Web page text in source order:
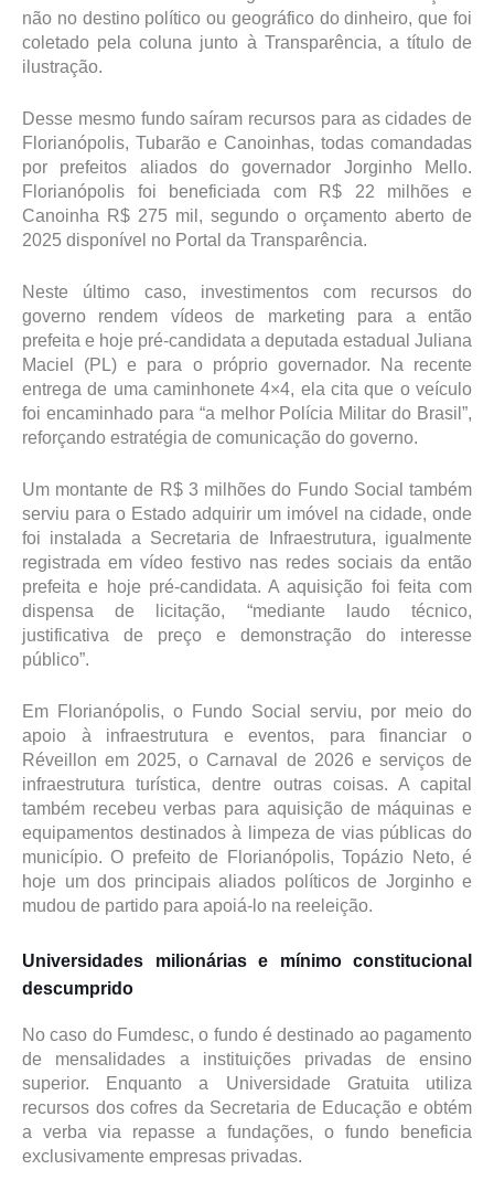
não no destino político ou geográfico do dinheiro, que foi
coletado pela coluna junto à Transparência, a título de
ilustração.
Desse mesmo fundo saíram recursos para as cidades de
Florianópolis, Tubarão e Canoinhas, todas comandadas
por prefeitos aliados do governador Jorginho Mello.
Florianópolis foi beneficiada com R$ 22 milhões e
Canoinha R$ 275 mil, segundo o orçamento aberto de
2025 disponível no Portal da Transparência.
Neste último caso, investimentos com recursos do
governo rendem vídeos de marketing para a então
prefeita e hoje pré-candidata a deputada estadual Juliana
Maciel (PL) e para o próprio governador. Na recente
entrega de uma caminhonete 4×4, ela cita que o veículo
foi encaminhado para “a melhor Polícia Militar do Brasil”,
reforçando estratégia de comunicação do governo.
Um montante de R$ 3 milhões do Fundo Social também
serviu para o Estado adquirir um imóvel na cidade, onde
foi instalada a Secretaria de Infraestrutura, igualmente
registrada em vídeo festivo nas redes sociais da então
prefeita e hoje pré-candidata. A aquisição foi feita com
dispensa de licitação, “mediante laudo técnico,
justificativa de preço e demonstração do interesse
público”.
Em Florianópolis, o Fundo Social serviu, por meio do
apoio à infraestrutura e eventos, para financiar o
Réveillon em 2025, o Carnaval de 2026 e serviços de
infraestrutura turística, dentre outras coisas. A capital
também recebeu verbas para aquisição de máquinas e
equipamentos destinados à limpeza de vias públicas do
município. O prefeito de Florianópolis, Topázio Neto, é
hoje um dos principais aliados políticos de Jorginho e
mudou de partido para apoiá-lo na reeleição.
Universidades milionárias e mínimo constitucional
descumprido
No caso do Fumdesc, o fundo é destinado ao pagamento
de mensalidades a instituições privadas de ensino
superior. Enquanto a Universidade Gratuita utiliza
recursos dos cofres da Secretaria de Educação e obtém
a verba via repasse a fundações, o fundo beneficia
exclusivamente empresas privadas.